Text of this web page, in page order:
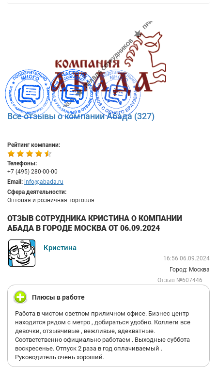
Все отзывы о компании Абада (327)
Рейтинг компании:
Телефоны:
+7 (495) 280-00-00
Email: info@abada.ru
Сфера деятельности:
Оптовая и розничная торговля
ОТЗЫВ СОТРУДНИКА КРИСТИНА О КОМПАНИИ
АБАДА В ГОРОДЕ МОСКВА ОТ 06.09.2024
Кристина
16:56 06.09.2024
Город: Москва
Отзыв №607446
Плюсы в работе
Работа в чистом светлом приличном офисе. Бизнес центр
находится рядом с метро , добираться удобно. Коллеги все
девочки, отзывчивые , вежливые, адекватные.
Соответственно официально работаем . Выходные суббота
воскресенье. Отпуск 2 раза в год оплачиваемый .
Руководитель очень хороший.